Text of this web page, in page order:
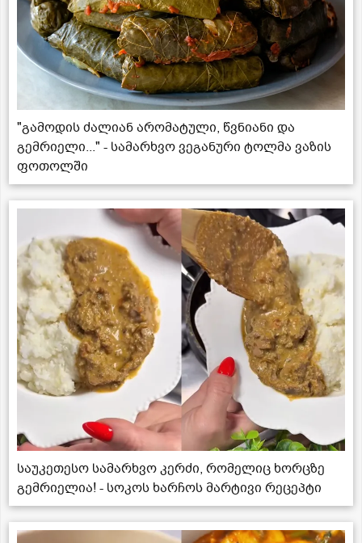
"გამოდის ძალიან არომატული, წვნიანი და
გემრიელი..." - სამარხვო ვეგანური ტოლმა ვაზის
ფოთოლში
საუკეთესო სამარხვო კერძი, რომელიც ხორცზე
გემრიელია! - სოკოს ხარჩოს მარტივი რეცეპტი